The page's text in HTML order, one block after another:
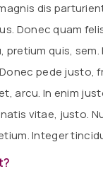
dis
Donec quam
quis, sem.
pede justo,
arcu. In enim
vitae, justo.
Integer